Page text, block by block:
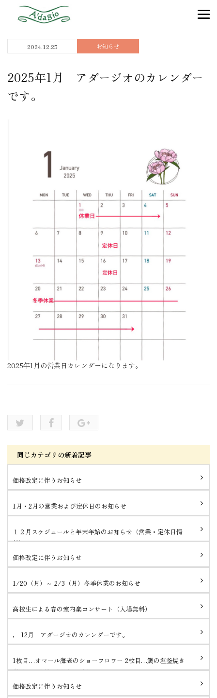
2024.12.25 お知らせ
2025年1月 アダージオのカレンダー
です。
2025年1月の営業日カレンダーになります。
同じカテゴリの新着記事
価格改定に伴うお知らせ
1月・2月の営業および定休日のお知らせ
１２月スケジュールと年末年始のお知らせ（営業・定休日情
報）
価格改定に伴うお知らせ
1/20（月）～ 2/3（月）冬季休業のお知らせ
高校生による春の室内楽コンサート（入場無料）
， 12月 アダージオのカレンダーです。
1枚目…オマール海老のショーフロワー 2枚目…鯛の塩釜焼き
常連のお客様の還暦のお祝...
価格改定に伴うお知らせ